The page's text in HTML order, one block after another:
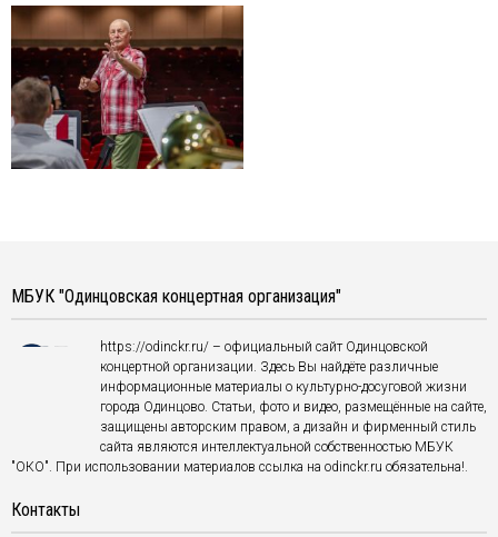
МБУК "Одинцовская концертная организация"
https://odinckr.ru/ – официальный сайт Одинцовской
концертной организации. Здесь Вы найдёте различные
информационные материалы о культурно-досуговой жизни
города Одинцово. Статьи, фото и видео, размещённые на сайте,
защищены авторским правом, а дизайн и фирменный стиль
сайта являются интеллектуальной собственностью МБУК
"ОКО". При использовании материалов ссылка на odinckr.ru обязательна!.
Контакты